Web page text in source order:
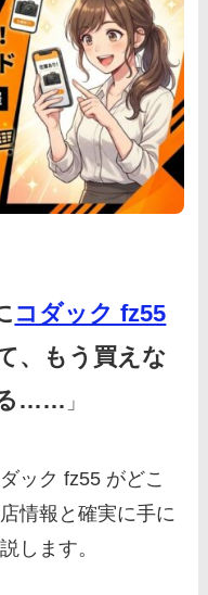
コダック fz55
、もう買えな
る…… 」
ック fz55 がどこ
情報と確実に手に
します。